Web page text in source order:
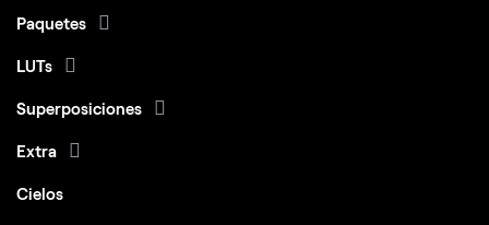
Paquetes
LUTs
Superposiciones
Extra
Cielos